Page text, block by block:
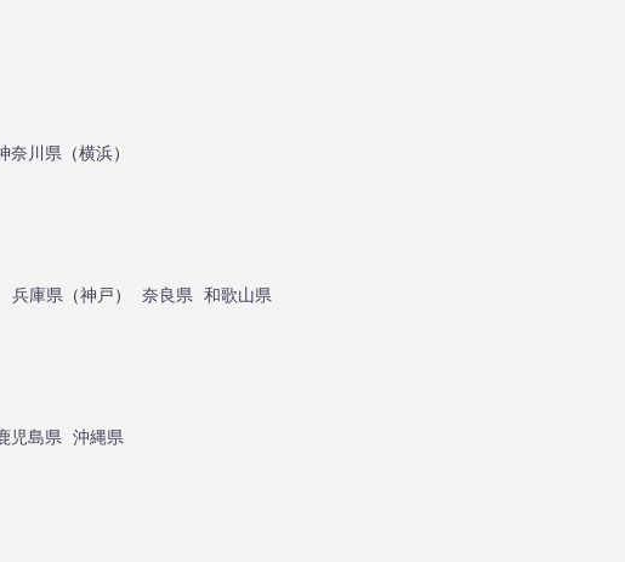
奈川県 （横浜）
兵庫県 （神戸） 奈良県 和歌山県
児島県 沖縄県